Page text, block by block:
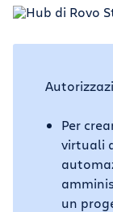
Per
virtuali
un